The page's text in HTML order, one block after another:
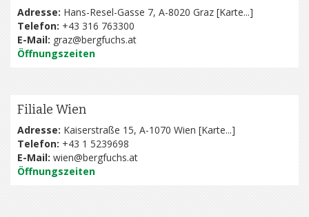
Adresse: Hans-Resel-Gasse 7, A-8020 Graz [Karte...]
Telefon: +43 316 763300
E-Mail: graz@bergfuchs.at
Öffnungszeiten
Filiale Wien
Adresse: Kaiserstraße 15, A-1070 Wien [Karte...]
Telefon: +43 1 5239698
E-Mail: wien@bergfuchs.at
Öffnungszeiten